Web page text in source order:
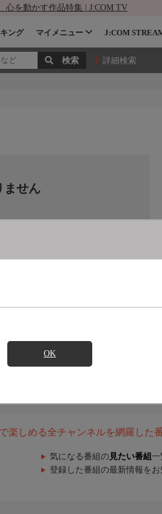
心を動かす作品特集 | J:COM TV
ング マイメニュー J:COM
詳細検索
OK
ません
楽しめる全チャンネルを網羅した
気になる番組の 見たい番組 一
登録した番組の最新情報を